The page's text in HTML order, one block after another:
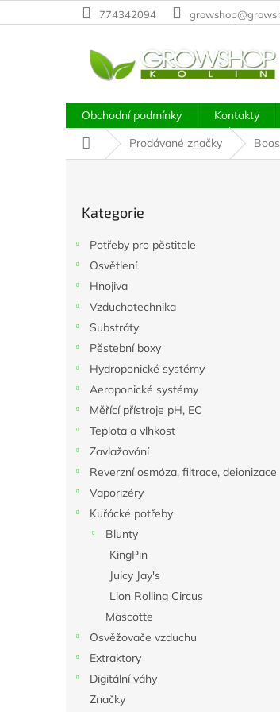
na
774342094
Obchodní podmínky Kontakty
Domů
Prodávané značky
kategorie
Kategorie
Potřeby pro pěstitele
Osvětlení
Hnojiva
Vzduchotechnika
Substráty
Pěstební boxy
Hydroponické systémy
Aeroponické systémy
Měřící přístroje pH, EC
Teplota a vlhkost
Zavlažování
Reverzní osmóza, filtrace, deionizace
Vaporizéry
Kuřácké potřeby
Blunty
KingPin
Juicy Jay's
Lion Rolling Circus
Mascotte
Osvěžovače vzduchu
Extraktory
Digitální váhy
Značky